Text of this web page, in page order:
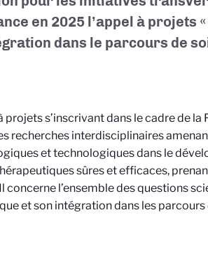
en 2025 l’appel à projets
dans le parcours de
projets s’inscrivant dans le cadre de la
recherches interdisciplinaires
et technologiques dans le
sûres et efficaces,
concerne l’ensemble des questions
et son intégration dans les parcours